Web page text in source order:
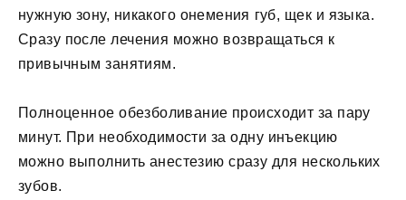
нужную зону, никакого онемения губ, щек и языка.
Сразу после лечения можно возвращаться к
привычным занятиям.
Полноценное обезболивание происходит за пару
минут. При необходимости за одну инъекцию
можно выполнить анестезию сразу для нескольких
зубов.